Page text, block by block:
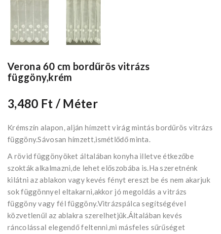
Verona 60 cm bordűrös vitrázs
függöny,krém
3,480 Ft / Méter
Krémszín alapon, alján hímzett virág mintás bordűrös vitrázs
függöny.Sávosan hímzett,ismétlődő minta.
A rövid függönyöket általában konyha illetve étkezőbe
szokták alkalmazni,de lehet előszobába is.Ha szeretnénk
kilátni az ablakon vagy kevés fényt ereszt be és nem akarjuk
sok függönnyel eltakarni,akkor jó megoldás a vitrázs
függöny vagy fél függöny.Vitrázspálca segítségével
közvetlenűl az ablakra szerelhetjük.Általában kevés
ráncolással elegendő feltenni,mi másfeles sűrűséget